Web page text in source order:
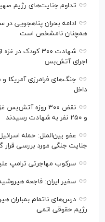
تداوم جنایت‌های رژیم
ادامه بحران پناهجویی
همچنان نامشخص است
شهادت ۳۰۰ کودک
اجرای آتش‌بس
جنگ‌های فرامرزی آمریکا
داخل
نقض ۳۰۰ روزه
و ۲۵۰ نفر به شهادت رسیدند
جنایت جنگی مورد بررسی قرار
سرکوب مهاجرتی ترامپ
سفیر ایران: فاجعه
درس‌های ناتمام بمباران
رژیم حقوقی اتمی